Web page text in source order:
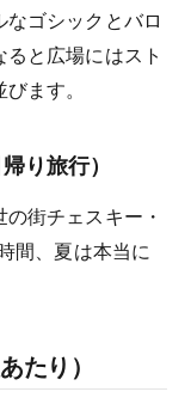
ゴシックとバロ
と広場にはスト
ます。
り旅行）
街チェスキー・
間、夏は本当に
たり）